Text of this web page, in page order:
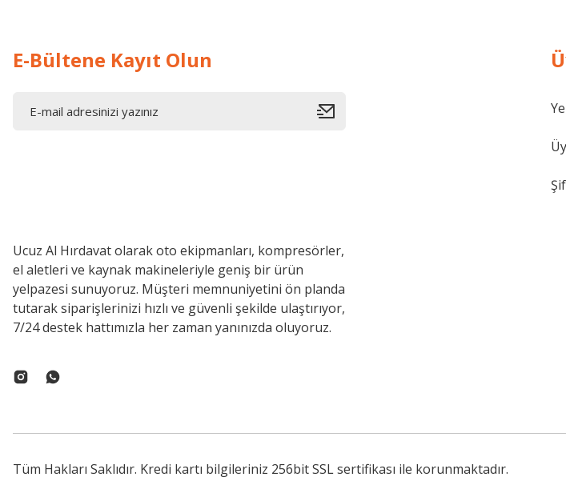
E-Bültene Kayıt Olun
Ucuz Al Hırdavat olarak oto ekipmanları, kompresörler,
el aletleri ve kaynak makineleriyle geniş bir ürün
yelpazesi sunuyoruz. Müşteri memnuniyetini ön planda
tutarak siparişlerinizi hızlı ve güvenli şekilde ulaştırıyor,
7/24 destek hattımızla her zaman yanınızda oluyoruz.
Tüm Hakları Saklıdır. Kredi kartı bilgileriniz 256bit SSL sertifikası ile korunmaktadır.